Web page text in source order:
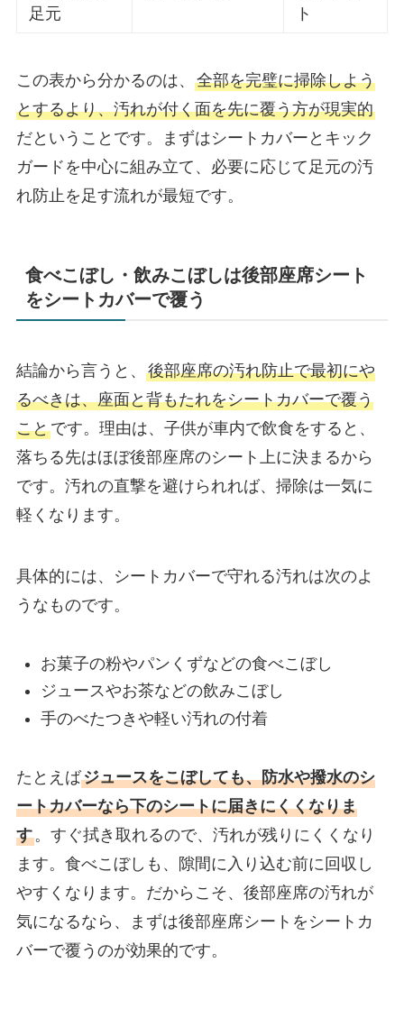
足元
ト
この表から分かるのは、 全部を完璧に掃除しよう
とするより、汚れが付く面を先に覆う方が現実的
だということです。まずはシートカバーとキック
ガードを中心に組み立て、必要に応じて足元の汚
れ防止を足す流れが最短です。
食べこぼし・飲みこぼしは後部座席シート
をシートカバーで覆う
結論から言うと、 後部座席の汚れ防止で最初にや
るべきは、座面と背もたれをシートカバーで覆う
ことです。理由は、子供が車内で飲食をすると、
落ちる先はほぼ後部座席のシート上に決まるから
です。汚れの直撃を避けられれば、掃除は一気に
軽くなります。
具体的には、シートカバーで守れる汚れは次のよ
うなものです。
お菓子の粉やパンくずなどの食べこぼし
ジュースやお茶などの飲みこぼし
手のべたつきや軽い汚れの付着
たとえばジュースをこぼしても、防水や撥水のシ
ートカバーなら下のシートに届きにくくなりま
す。すぐ拭き取れるので、汚れが残りにくくなり
ます。食べこぼしも、隙間に入り込む前に回収し
やすくなります。だからこそ、後部座席の汚れが
気になるなら、まずは後部座席シートをシートカ
バーで覆うのが効果的です。